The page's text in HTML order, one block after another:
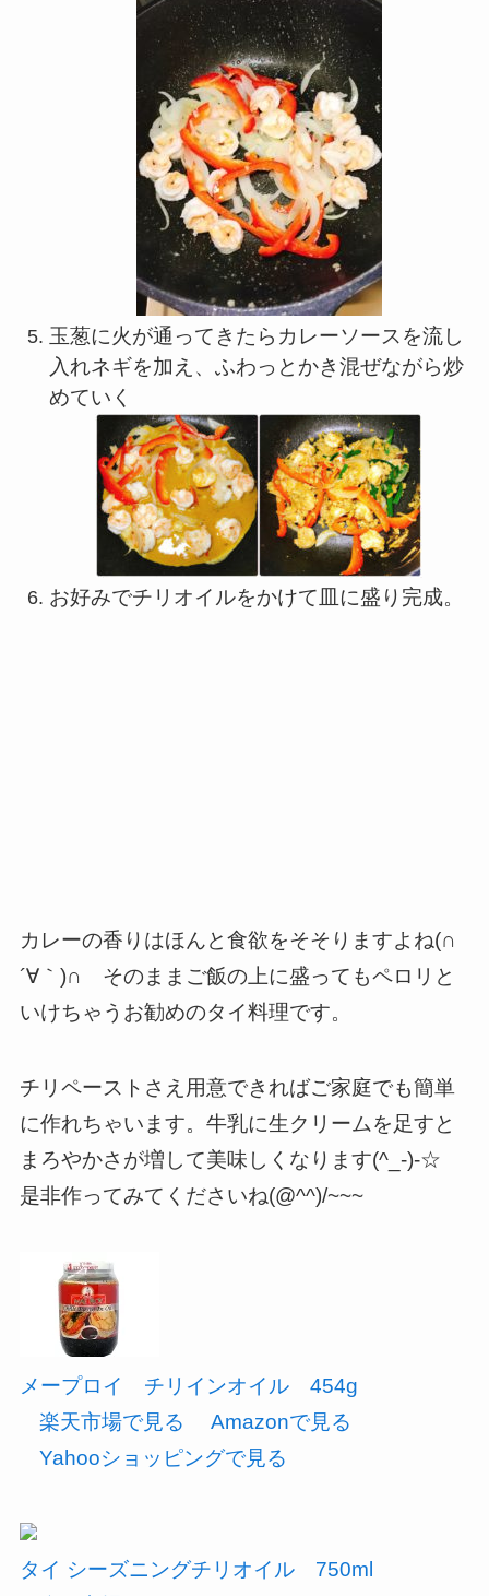
玉葱に火が通ってきたらカレーソースを流し
入れネギを加え、ふわっとかき混ぜながら炒
めていく
お好みでチリオイルをかけて皿に盛り完成。
カレーの香りはほんと食欲をそそりますよね(∩
´∀｀)∩ そのままご飯の上に盛ってもペロリと
いけちゃうお勧めのタイ料理です。
チリペーストさえ用意できればご家庭でも簡単
に作れちゃいます。牛乳に生クリームを足すと
まろやかさが増して美味しくなります(^_-)-☆
是非作ってみてくださいね(@^^)/~~~
メープロイ チリインオイル 454g
楽天市場で見る
Amazonで見る
Yahooショッピングで見る
タイ シーズニングチリオイル 750ml